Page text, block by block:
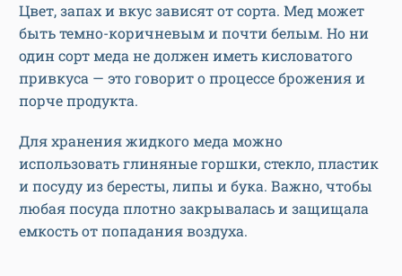
Цвет, запах и вкус зависят от сорта. Мед может
быть темно-коричневым и почти белым. Но ни
один сорт меда не должен иметь кисловатого
привкуса — это говорит о процессе брожения и
порче продукта.
Для хранения жидкого меда можно
использовать глиняные горшки, стекло, пластик
и посуду из бересты, липы и бука. Важно, чтобы
любая посуда плотно закрывалась и защищала
емкость от попадания воздуха.